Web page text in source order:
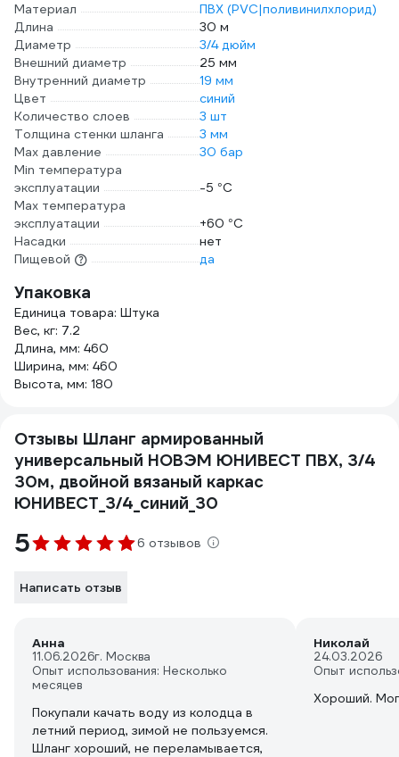
Материал
ПВХ (PVC|поливинилхлорид)
Длина
30 м
Диаметр
3/4 дюйм
Внешний диаметр
25 мм
Внутренний диаметр
19 мм
Цвет
синий
Количество слоев
3 шт
Толщина стенки шланга
3 мм
Max давление
30 бар
Min температура
эксплуатации
-5 °С
Мах температура
эксплуатации
+60 °С
Насадки
нет
Пищевой
да
Упаковка
Единица товара: Штука
Вес, кг: 7.2
Длина, мм: 460
Ширина, мм: 460
Высота, мм: 180
Отзывы Шланг армированный
универсальный НОВЭМ ЮНИВЕСТ ПВХ, 3/4
30м, двойной вязаный каркас
ЮНИВЕСТ_3/4_синий_30
5 6 отзывов
Написать отзыв
Анна
11.06.2026г. Москва
Опыт использования: Несколько
месяцев
Покупали качать воду из колодца в
летний период, зимой не пользуемся.
Шланг хороший, не переламывается,
Николай
24.03.2026
Опыт
Хороший.